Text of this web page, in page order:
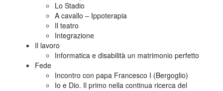
Lo Stadio
A cavallo – Ippoterapia
Il teatro
Integrazione
Il lavoro
Informatica e disabilità un matrimonio perfetto
Fede
Incontro con papa Francesco I (Bergoglio)
Io e Dio. Il primo nella continua ricerca del